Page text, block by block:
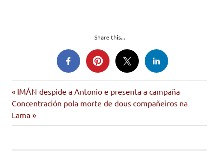
Share this...
Navegación
de
Entrada
anterior:
IMÁN despide a Antonio e presenta a campaña
Siguiente
entrada:
Concentración pola morte de dous compañeiros na
Lama